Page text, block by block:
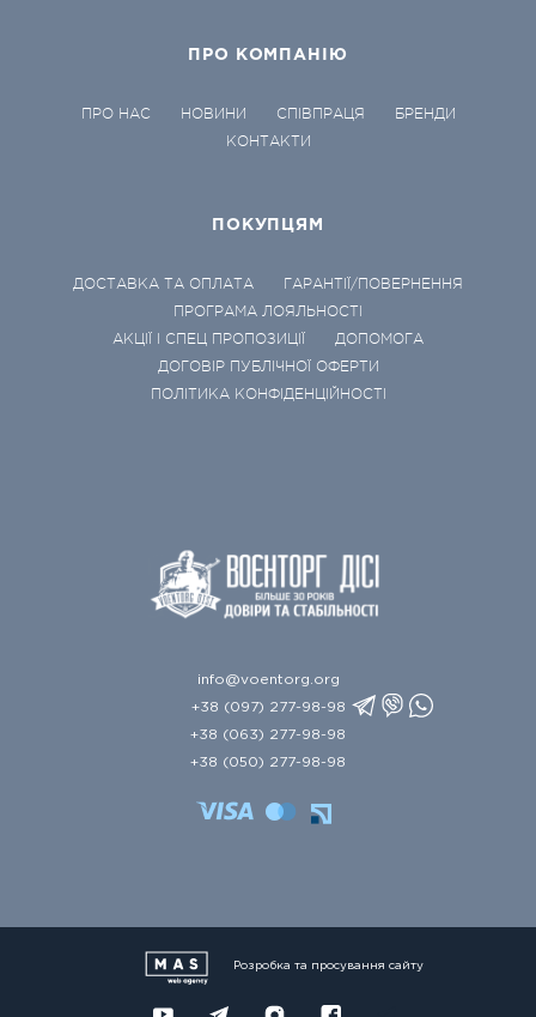
ПРО КОМПАНІЮ
ПРО НАС НОВИНИ СПІВПРАЦЯ
БРЕНДИ
КОНТАКТИ
ПОКУПЦЯМ
ДОСТАВКА ТА ОПЛАТА
ГАРАНТІЇ/ПОВЕРНЕННЯ
ПРОГРАМА ЛОЯЛЬНОСТІ
АКЦІЇ І СПЕЦ ПРОПОЗИЦІЇ
ДОПОМОГА
ДОГОВІР ПУБЛІЧНОЇ ОФЕРТИ
ПОЛІТИКА КОНФІДЕНЦІЙНОСТІ
info@voentorg.org
+38 (097) 277-98-98
+38 (063) 277-98-98
+38 (050) 277-98-98
Розробка та просування сайту